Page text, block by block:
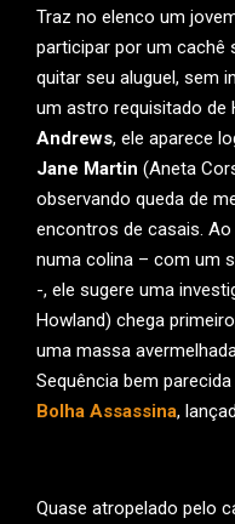
Traz no elenco um
participar por um cachê
quitar seu aluguel, sem
um astro requisitado de
Andrews, ele aparece
Jane Martin (Aneta
observando queda de
encontros de casais.
numa colina – com um
-, ele sugere uma
Howland) chega
uma massa
Sequência bem
Bolha Assassina,
Quase atropelado pelo